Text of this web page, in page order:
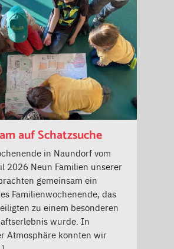
auf Schatzsuche
in Naundorf vom
2026 Neun Familien unserer
gemeinsam ein
Familienwochenende, das
zu einem besonderen
wurde. In
Atmosphäre konnten wir